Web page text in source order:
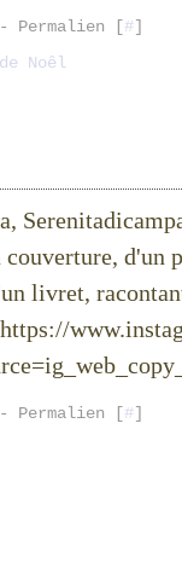
- Permalien [#]
Noêl
d'un
livret,
- Permalien [#]